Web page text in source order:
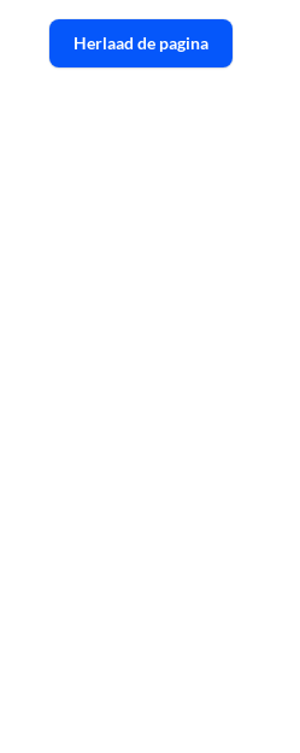
Herlaad de pagina